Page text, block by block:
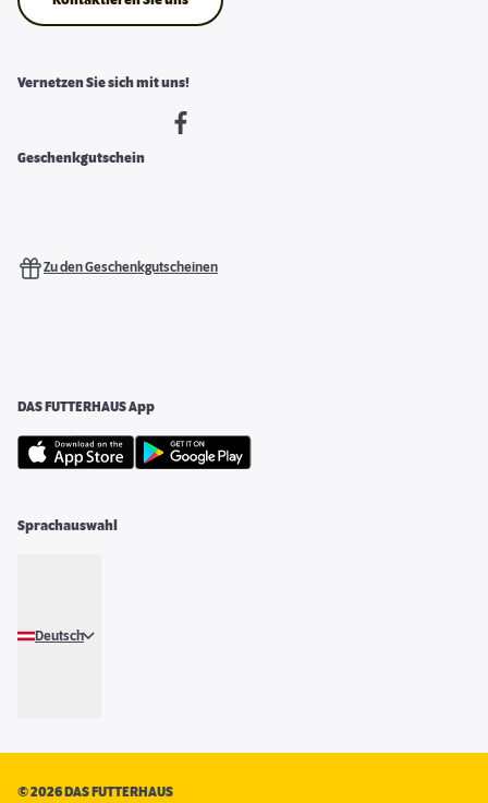
Vernetzen Sie sich mit uns!
Geschenkgutschein
Zu den Geschenkgutscheinen
DAS FUTTERHAUS App
Sprachauswahl
Deutsch
©2026 DAS FUTTERHAUS